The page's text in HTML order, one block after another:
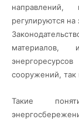
регулируются
материалов,
сооружений, так
Такие